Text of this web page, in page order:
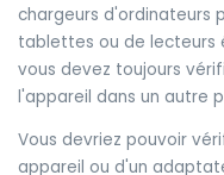
chargeurs d'ordinateurs
tablettes ou de lecteurs
vous devez toujours
l'appareil dans un autre
Vous devriez pouvoir
appareil ou d'un